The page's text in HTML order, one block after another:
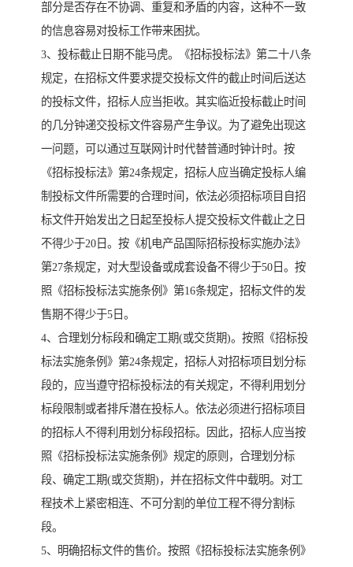
部分是否存在不协调、重复和矛盾的内容，这种不一致
的信息容易对投标工作带来困扰。
3、投标截止日期不能马虎。《招标投标法》第二十八条
规定，在招标文件要求提交投标文件的截止时间后送达
的投标文件，招标人应当拒收。其实临近投标截止时间
的几分钟递交投标文件容易产生争议。为了避免出现这
一问题，可以通过互联网计时代替普通时钟计时。按
《招标投标法》第24条规定，招标人应当确定投标人编
制投标文件所需要的合理时间，依法必须招标项目自招
标文件开始发出之日起至投标人提交投标文件截止之日
不得少于20日。按《机电产品国际招标投标实施办法》
第27条规定，对大型设备或成套设备不得少于50日。按
照《招标投标法实施条例》第16条规定，招标文件的发
售期不得少于5日。
4、合理划分标段和确定工期(或交货期)。按照《招标投
标法实施条例》第24条规定，招标人对招标项目划分标
段的，应当遵守招标投标法的有关规定，不得利用划分
标段限制或者排斥潜在投标人。依法必须进行招标项目
的招标人不得利用划分标段招标。因此，招标人应当按
照《招标投标法实施条例》规定的原则，合理划分标
段、确定工期(或交货期)，并在招标文件中载明。对工
程技术上紧密相连、不可分割的单位工程不得分割标
段。
5、明确招标文件的售价。按照《招标投标法实施条例》